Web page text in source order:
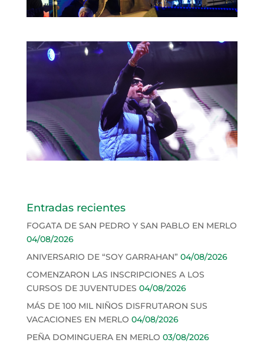
Entradas recientes
FOGATA DE SAN PEDRO Y SAN PABLO EN MERLO
04/08/2026
ANIVERSARIO DE “SOY GARRAHAN” 04/08/2026
COMENZARON LAS INSCRIPCIONES A LOS
CURSOS DE JUVENTUDES 04/08/2026
MÁS DE 100 MIL NIÑOS DISFRUTARON SUS
VACACIONES EN MERLO 04/08/2026
PEÑA DOMINGUERA EN MERLO 03/08/2026